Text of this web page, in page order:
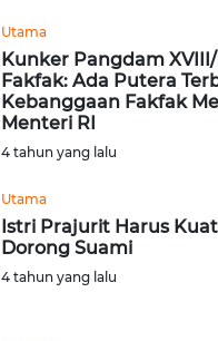
Utama
Kunker Pangdam
Fakfak: Ada Putera
Kebanggaan Fakfak
Menteri RI
4 tahun yang lalu
Utama
Istri Prajurit Harus
Dorong Suami
4 tahun yang lalu